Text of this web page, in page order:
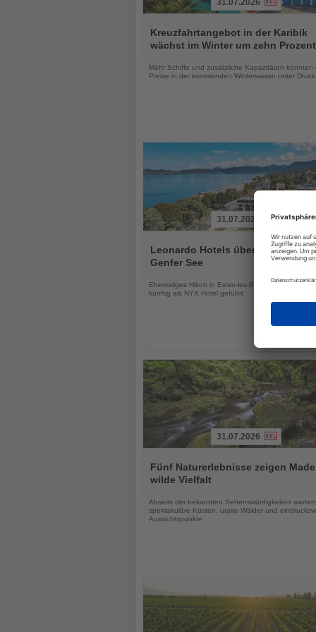
Sie
die
Kreuzfahrtangebot in der Karibik
wächst im Winter um zehn Prozent
Mehr Schiffe und zusätzliche Kapazitäten könnten
Preise in der kommenden Wintersaison unter
Sie
die
31.07.2026
Leonardo Hotels übernimmt Hotel
Genfer See
Ehemaliges Hilton in Evian-les-Bains wird
künftig als NYX Hotel geführt
Sie
die
31.07.2026
Fünf Naturerlebnisse zeigen
wilde Vielfalt
Abseits der bekannten Sehenswürdigkeiten warten
spektakuläre Küsten, uralte Wälder und
Aussichtspunkte